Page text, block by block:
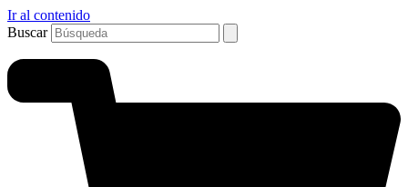
Ir al contenido
Buscar